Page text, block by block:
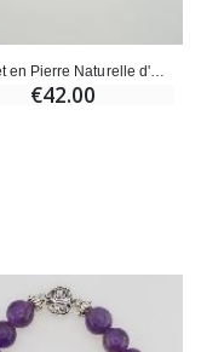
€42.00